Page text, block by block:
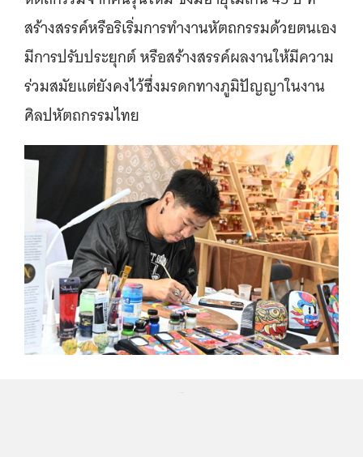
สร้างสรรค์หรือริเริ่มการทำงานหัตถกรรมด้วยตนเอง
มีการปรับประยุกต์ หรือสร้างสรรค์ผลงานให้มีความ
ร่วมสมัยแต่ยังคงไว้ซึ่งมรดกทางภูมิปัญญาในงาน
ศิลปหัตถกรรมไทย